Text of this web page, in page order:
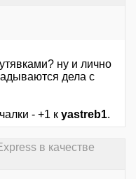
ну и лично
дела с
- +1 к yastreb1.
в качестве